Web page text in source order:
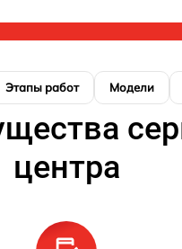
Этапы работ Модели
центра